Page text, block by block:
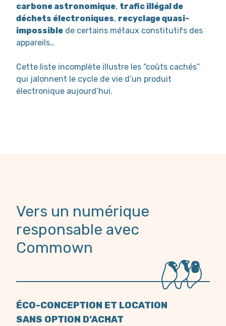
carbone astronomique, trafic illégal de
déchets électroniques, recyclage quasi-
impossible de certains métaux constitutifs des
appareils…
Cette liste incomplète illustre les “coûts cachés”
qui jalonnent le cycle de vie d’un produit
électronique aujourd’hui.
Vers un numérique
responsable avec
Commown
ÉCO-CONCEPTION ET LOCATION
SANS OPTION D’ACHAT